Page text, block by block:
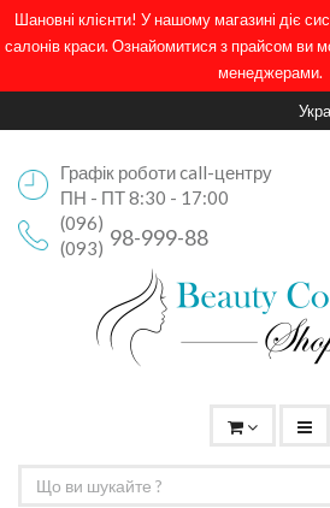
Шановні клієнти! У нашому магазині діє
салонів краси. Ознайомитися з прайсом ви
менеджерами.
Графік роботи call-центру
ПН - ПТ 8:30 - 17:00
(096)
98-999-88
(093)